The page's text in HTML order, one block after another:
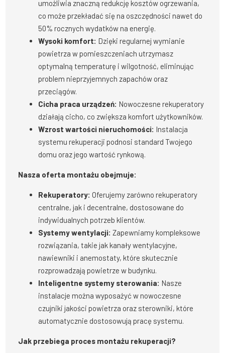
umożliwia znaczną redukcję kosztów ogrzewania,
co może przekładać się na oszczędności nawet do
50% rocznych wydatków na energię.
Wysoki komfort: Dzięki regularnej wymianie
powietrza w pomieszczeniach utrzymasz
optymalną temperaturę i wilgotność, eliminując
problem nieprzyjemnych zapachów oraz
przeciągów.
Cicha praca urządzeń: Nowoczesne rekuperatory
działają cicho, co zwiększa komfort użytkowników.
Wzrost wartości nieruchomości: Instalacja
systemu rekuperacji podnosi standard Twojego
domu oraz jego wartość rynkową.
Nasza oferta montażu obejmuje:
Rekuperatory: Oferujemy zarówno rekuperatory
centralne, jak i decentralne, dostosowane do
indywidualnych potrzeb klientów.
Systemy wentylacji: Zapewniamy kompleksowe
rozwiązania, takie jak kanały wentylacyjne,
nawiewniki i anemostaty, które skutecznie
rozprowadzają powietrze w budynku.
Inteligentne systemy sterowania: Nasze
instalacje można wyposażyć w nowoczesne
czujniki jakości powietrza oraz sterowniki, które
automatycznie dostosowują pracę systemu.
Jak przebiega proces montażu rekuperacji?